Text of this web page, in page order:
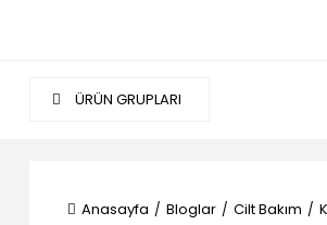
ÜRÜN GRUPLARI
Anasayfa Bloglar Cilt Bakım